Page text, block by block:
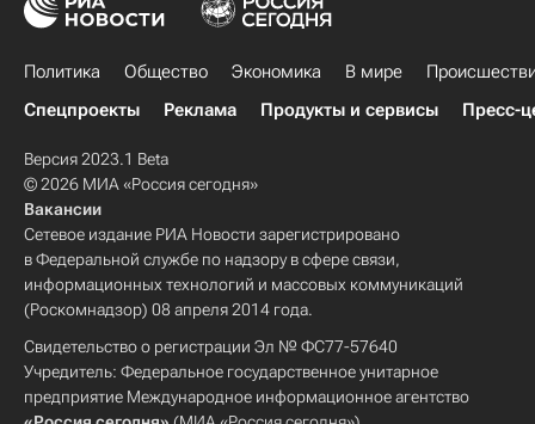
Политика Общество Экономика В мире
Спецпроекты
Реклама Продукты и сервисы Пресс-
Версия 2023.1 Beta
© 2026 МИА «Россия сегодня»
Вакансии
Сетевое издание РИА Новости зарегистрировано
в Федеральной службе по надзору в сфере связи,
информационных технологий и массовых коммуникаций
(Роскомнадзор) 08 апреля 2014 года.
Свидетельство о регистрации Эл № ФС77-57640
Учредитель: Федеральное государственное унитарное
предприятие Международное информационное агентство